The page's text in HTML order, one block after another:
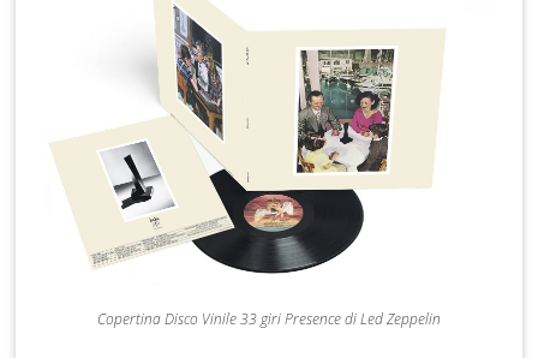
Copertina Disco Vinile 33 giri Presence di Led Zeppelin